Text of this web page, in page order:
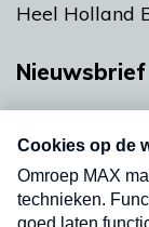
Heel Holland
Nieuwsbrief
nieuwsbrief.
uw mailbox.